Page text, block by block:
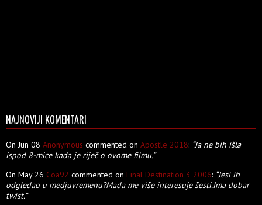
NAJNOVIJI KOMENTARI
On Jun 08 Anonymous commented on Apostle 2018: “Ja ne bih išla
ispod 8-mice kada je riječ o ovome filmu.”
On May 26 Coa92 commented on Final Destination 3 2006: “Jesi ih
odgledao u medjuvremenu?Mada me više interesuje šesti.Ima dobar
twist.”